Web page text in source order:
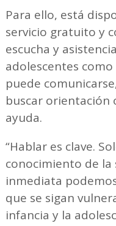
Para ello, está
servicio gratuito y
escucha y
adolescentes
puede
buscar orientación
ayuda.
“Hablar es clave.
conocimiento de la
inmediata
que se sigan
infancia y la